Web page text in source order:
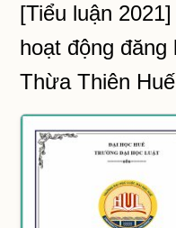
[Tiểu luận
hoạt động đăng
Thừa Thiên Huế